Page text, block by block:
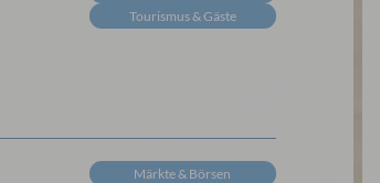
Tourismus & Gäste
Märkte & Börsen